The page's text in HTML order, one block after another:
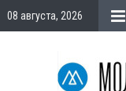
08 августа, 2026